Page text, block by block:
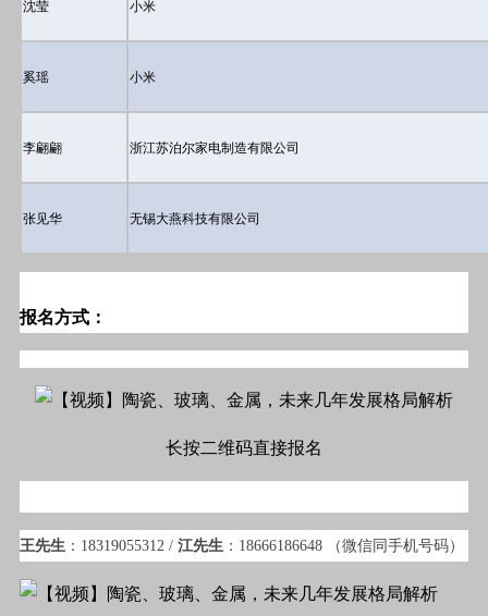
沈莹 小米
奚瑶 小米
李翩翩 浙江苏泊尔家电制造有限公司
张见华 无锡大燕科技有限公司
报名方式：
长按二维码直接报名
王先生 ：18319055312 / 江先生 ：18666186648 （微信同手机号码）